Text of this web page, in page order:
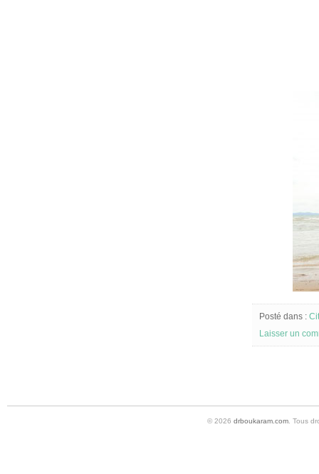
Posté dans :
Laisser un
© 2026 drboukaram.com . Tous